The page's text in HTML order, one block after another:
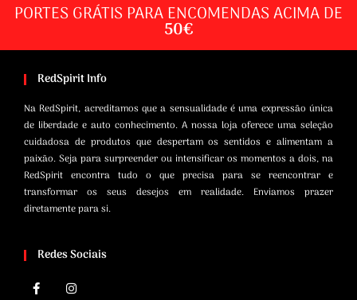
PORTES GRÁTIS PARA ENCOMENDAS ACIMA DE
50€
RedSpirit Info
Na RedSpirit, acreditamos que a sensualidade é uma expressão única
de liberdade e auto conhecimento. A nossa loja oferece uma seleção
cuidadosa de produtos que despertam os sentidos e alimentam a
paixão. Seja para surpreender ou intensificar os momentos a dois, na
RedSpirit encontra tudo o que precisa para se reencontrar e
transformar os seus desejos em realidade. Enviamos prazer
diretamente para si.
Redes Sociais